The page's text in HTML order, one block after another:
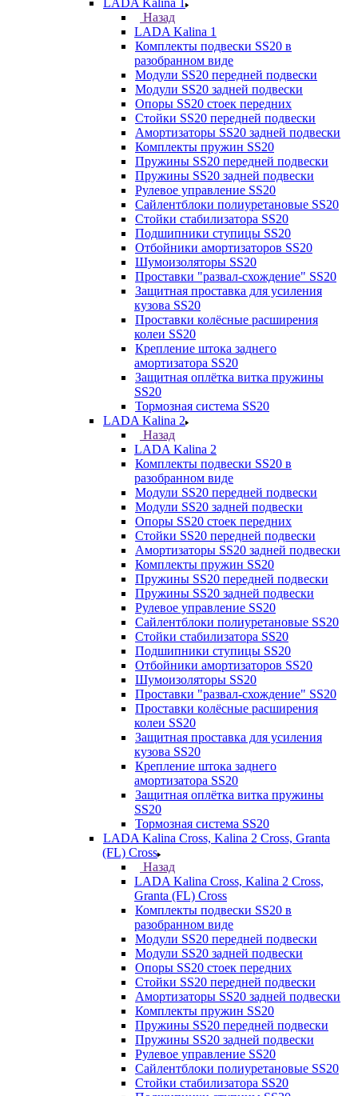
LADA Kalina 1
Назад
LADA Kalina 1
Комплекты подвески SS20 в
разобранном виде
Модули SS20 передней подвески
Модули SS20 задней подвески
Опоры SS20 стоек передних
Стойки SS20 передней подвески
Амортизаторы SS20 задней подвески
Комплекты пружин SS20
Пружины SS20 передней подвески
Пружины SS20 задней подвески
Рулевое управление SS20
Сайлентблоки полиуретановые SS20
Стойки стабилизатора SS20
Подшипники ступицы SS20
Отбойники амортизаторов SS20
Шумоизоляторы SS20
Проставки "развал-схождение" SS20
Защитная проставка для усиления
кузова SS20
Проставки колёсные расширения
колеи SS20
Крепление штока заднего
амортизатора SS20
Защитная оплётка витка пружины
SS20
Тормозная система SS20
LADA Kalina 2
Назад
LADA Kalina 2
Комплекты подвески SS20 в
разобранном виде
Модули SS20 передней подвески
Модули SS20 задней подвески
Опоры SS20 стоек передних
Стойки SS20 передней подвески
Амортизаторы SS20 задней подвески
Комплекты пружин SS20
Пружины SS20 передней подвески
Пружины SS20 задней подвески
Рулевое управление SS20
Сайлентблоки полиуретановые SS20
Стойки стабилизатора SS20
Подшипники ступицы SS20
Отбойники амортизаторов SS20
Шумоизоляторы SS20
Проставки "развал-схождение" SS20
Проставки колёсные расширения
колеи SS20
Защитная проставка для усиления
кузова SS20
Крепление штока заднего
амортизатора SS20
Защитная оплётка витка пружины
SS20
Тормозная система SS20
LADA Kalina Cross, Kalina 2 Cross, Granta
(FL) Cross
Назад
LADA Kalina Cross, Kalina 2 Cross,
Granta (FL) Cross
Комплекты подвески SS20 в
разобранном виде
Модули SS20 передней подвески
Модули SS20 задней подвески
Опоры SS20 стоек передних
Стойки SS20 передней подвески
Амортизаторы SS20 задней подвески
Комплекты пружин SS20
Пружины SS20 передней подвески
Пружины SS20 задней подвески
Рулевое управление SS20
Сайлентблоки полиуретановые SS20
Стойки стабилизатора SS20